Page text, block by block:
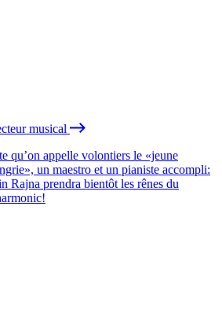
musical
qu’on appelle volontiers le «jeune
un maestro et un pianiste accompli:
Rajna prendra bientôt les rênes du